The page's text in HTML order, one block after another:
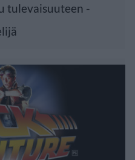
tulevaisuuteen -